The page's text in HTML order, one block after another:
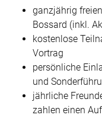
ganzjährig
Bossard (inkl.
kostenlose
Vortrag
persönliche
und
jährliche
zahlen einen